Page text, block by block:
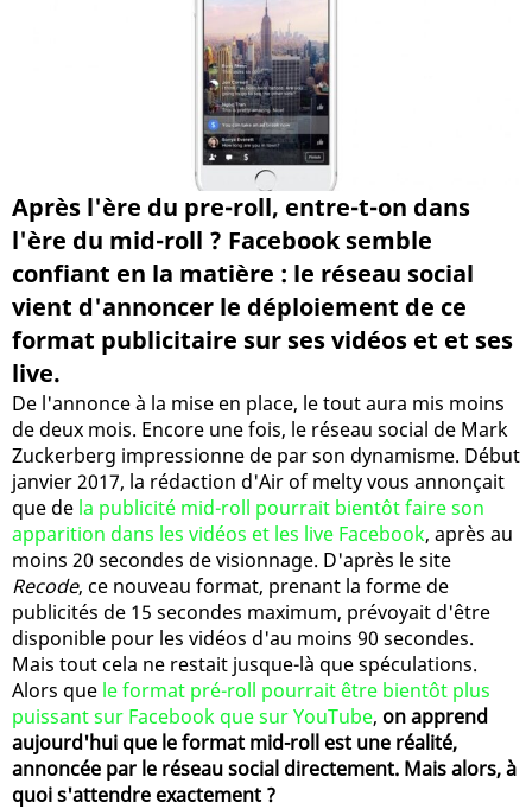
Après l'ère du pre-roll, entre-t-on dans
l'ère du mid-roll ? Facebook semble
confiant en la matière : le réseau social
vient d'annoncer le déploiement de ce
format publicitaire sur ses vidéos et et ses
live.
De l'annonce à la mise en place, le tout aura mis moins
de deux mois. Encore une fois, le réseau social de Mark
Zuckerberg impressionne de par son dynamisme. Début
janvier 2017, la rédaction d'Air of melty vous annonçait
que de la publicité mid-roll pourrait bientôt faire son
apparition dans les vidéos et les live Facebook, après au
moins 20 secondes de visionnage. D'après le site
Recode, ce nouveau format, prenant la forme de
publicités de 15 secondes maximum, prévoyait d'être
disponible pour les vidéos d'au moins 90 secondes.
Mais tout cela ne restait jusque-là que spéculations.
Alors que le format pré-roll pourrait être bientôt plus
puissant sur Facebook que sur YouTube, on apprend
aujourd'hui que le format mid-roll est une réalité,
annoncée par le réseau social directement. Mais alors, à
quoi s'attendre exactement ?